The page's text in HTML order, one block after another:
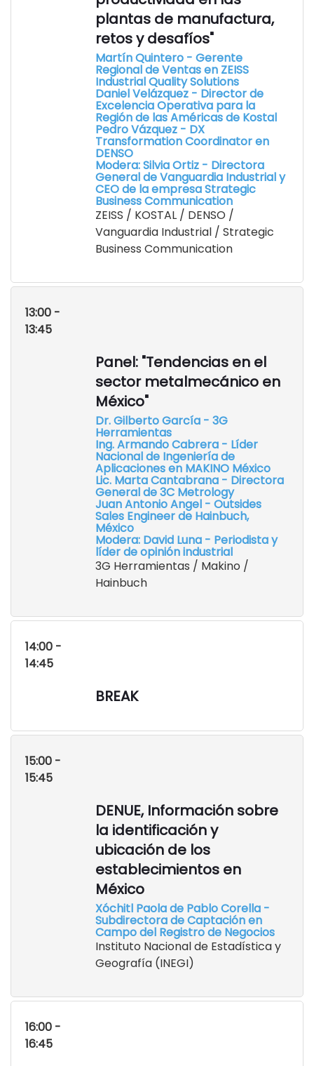
plantas de manufactura,
retos y desafíos"
Martín Quintero - Gerente
Regional de Ventas en ZEISS
Industrial Quality Solutions
Daniel Velázquez - Director de
Excelencia Operativa para la
Región de las Américas de Kostal
Pedro Vázquez - DX
Transformation Coordinator en
DENSO
Modera: Silvia Ortiz - Directora
General de Vanguardia Industrial y
CEO de la empresa Strategic
Business Communication
ZEISS / KOSTAL / DENSO /
Vanguardia Industrial / Strategic
Business Communication
13:00 -
13:45
Panel: "Tendencias en el
sector metalmecánico en
México"
Dr. Gilberto García - 3G
Herramientas
Ing. Armando Cabrera - Líder
Nacional de Ingeniería de
Aplicaciones en MAKINO México
Lic. Marta Cantabrana - Directora
General de 3C Metrology
Juan Antonio Angel - Outsides
Sales Engineer de Hainbuch,
México
Modera: David Luna - Periodista y
líder de opinión industrial
3G Herramientas / Makino /
Hainbuch
14:00 -
14:45
BREAK
15:00 -
15:45
DENUE, Información sobre
la identificación y
ubicación de los
establecimientos en
México
Xóchitl Paola de Pablo Corella -
Subdirectora de Captación en
Campo del Registro de Negocios
Instituto Nacional de Estadística y
Geografía (INEGI)
16:00 -
16:45